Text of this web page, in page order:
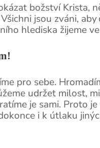
božství Krista,
jsou zváni,
hlediska žijeme
pro sebe.
udržet milost,
je sami. Proto
i k útlaku